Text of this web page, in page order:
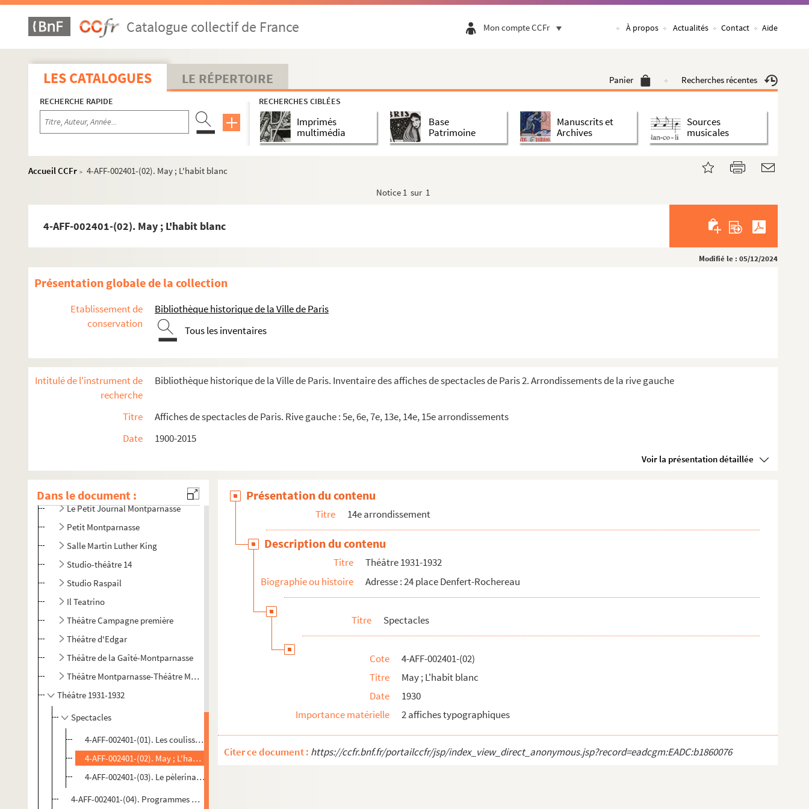
Catalogue collectif de France Mon compte CCFr À propos Actualités Contact Aide
LES CATALOGUES LE RÉPERTOIRE Panier Recherches récentes
RECHERCHE RAPIDE RECHERCHES CIBLÉES
Imprimés
multimédia
Base
Patrimoine
Manuscrits et
Archives
Sources
musicales
Accueil CCFr > 4-AFF-002401-(02). May ; L'habit blanc
Notice 1 sur 1
4-AFF-002401-(02). May ; L'habit blanc
Modifié le : 05/12/2024
Présentation globale de la collection
Etablissement de
conservation
Bibliothèque historique de la Ville de Paris
Tous les inventaires
Intitulé de l'instrument de
recherche
Bibliothèque historique de la Ville de Paris. Inventaire des affiches de spectacles de Paris 2. Arrondissements de la rive gauche
Titre
Affiches de spectacles de Paris. Rive gauche : 5e, 6e, 7e, 13e, 14e, 15e arrondissements
Date
1900-2015
Voir la présentation détaillée
Dans le document :
5e arrondissement
7e arrondissement
14e arrondissement
Aire-Libre Montparnasse
Bobino
Café d'Edgar
Casino Montparnasse
Centre américain de Paris
Cité internationale universitaire de Paris
Edgar 3
L'Entrepôt
Espace Gaité
Le Grand Edgar
Grand Théâtre d'Edgar
Le Lucernaire
Mission bretonne Ti ar Vretoned
Le Petit Journal Montparnasse
Petit Montparnasse
Salle Martin Luther King
Studio-théâtre 14
Studio Raspail
Il Teatrino
Théâtre Campagne première
Théâtre d'Edgar
Théâtre de la Gaîté-Montparnasse
Théâtre Montparnasse-Théâtre Montparnasse-Gaston Baty
Théâtre 1931-1932
Spectacles
4-AFF-002401-(01). Les coulisses de l'âme ; L'ennemi de la gloire
4-AFF-002401-(02). May ; L'habit blanc
4-AFF-002401-(03). Le pèlerinage sentimental
4-AFF-002401-(04). Programmes et divers
Présentation du contenu
Titre 14e arrondissement
Description du contenu
Titre
Théâtre 1931-1932
Biographie ou histoire
Adresse : 24 place Denfert-Rochereau
Titre Spectacles
Cote
4-AFF-002401-(02)
Titre
May ; L'habit blanc
Date
1930
Importance matérielle
2 affiches typographiques
Citer ce document : https://ccfr.bnf.fr/portailccfr/jsp/index_view_direct_anonymous.jsp?record=eadcgm:EADC:b1860076